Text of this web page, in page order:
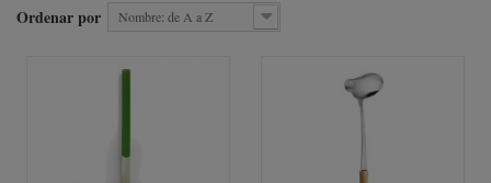
Ordenar por Nombre: de A a Z